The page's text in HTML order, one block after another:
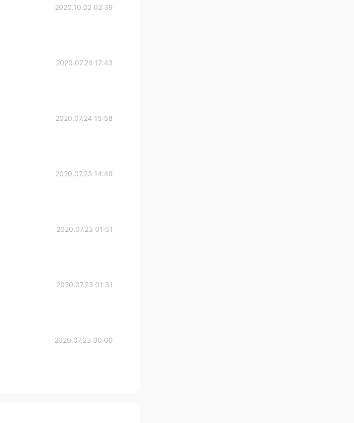
2020.10.02 02:39
2020.07.24 17:43
2020.07.24 15:58
2020.07.23 14:49
2020.07.23 01:51
2020.07.23 01:31
2020.07.23 00:00